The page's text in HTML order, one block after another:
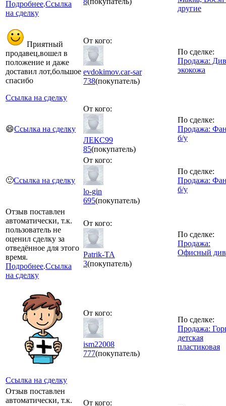
Подробнее.Ссылка
на сделку
другие
Приятный
продавец,вошел в
положение и даже
доставил лот,большое
спасибо
Ссылка на сделку
От кого:
evdokimov.car-sar
738(покупатель)
По сделке:
Продажа:
экокожа
😄Ссылка на сделку
От кого:
ЛЕКС99
85(покупатель)
По сделке:
Продажа:
б/у
🙂Ссылка на сделку
От кого:
lo-gin
695(покупатель)
По сделке:
Продажа:
б/у
Отзыв поставлен
автоматически, т.к.
пользователь не
оценил сделку за
отведённое для этого
время.
Подробнее.Ссылка
на сделку
От кого:
Patrik-TA
3(покупатель)
По сделке:
Продажа:
Офисный
Ссылка на сделку
От кого:
ism22008
777(покупатель)
По сделке:
Продажа:
детская
пластиковая
Отзыв поставлен
автоматически, т.к.
От кого: